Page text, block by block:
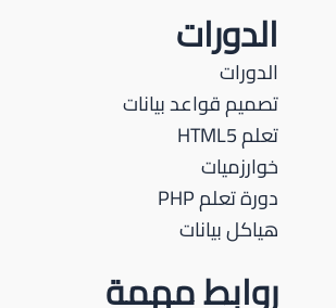
الدورات
الدورات
تصميم قواعد بيانات
تعلم HTML5
خوارزميات
دورة تعلم PHP
هياكل بيانات
روابط مهمة